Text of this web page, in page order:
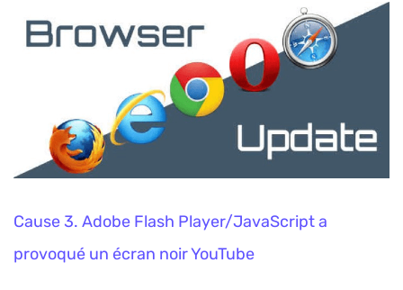
Cause 3. Adobe Flash Player/JavaScript a
provoqué un écran noir YouTube